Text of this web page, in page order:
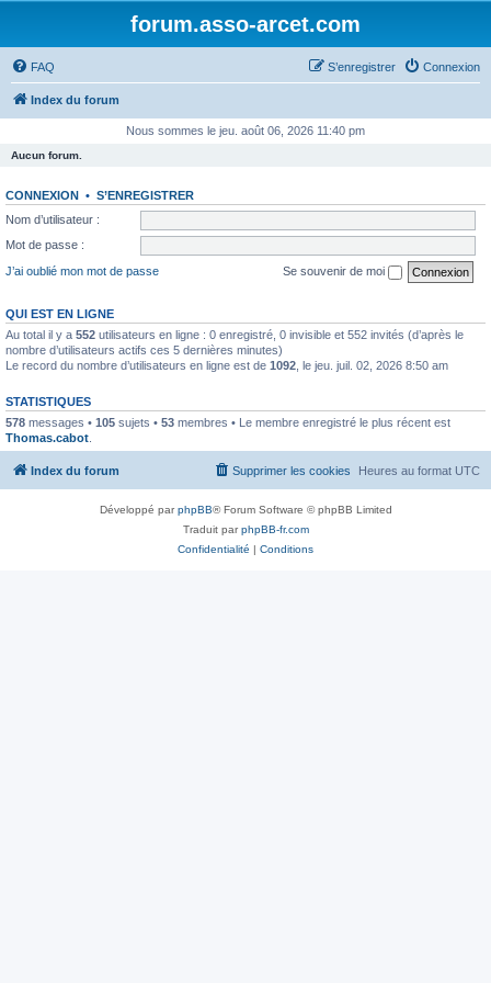
forum.asso-arcet.com
FAQ Connexion
S’enregistrer
Index du forum
Nous sommes le jeu. août 06, 2026 11:40 pm
Aucun forum.
CONNEXION • S’ENREGISTRER
Nom d’utilisateur :
Mot de passe :
J’ai oublié mon mot de passe
Se souvenir de moi
QUI EST EN LIGNE
Au total il y a 552 utilisateurs en ligne : 0 enregistré, 0 invisible et 552 invités (d’après le
nombre d’utilisateurs actifs ces 5 dernières minutes)
Le record du nombre d’utilisateurs en ligne est de 1092 , le jeu. juil. 02, 2026 8:50 am
STATISTIQUES
578 messages • 105 sujets • 53 membres • Le membre enregistré le plus récent est
Thomas.cabot
Index du forum Heures au format UTC
Supprimer les cookies
Développé parphpBB® Forum Software © phpBB Limited
Traduit parphpBB-fr.com
Confidentialité | Conditions